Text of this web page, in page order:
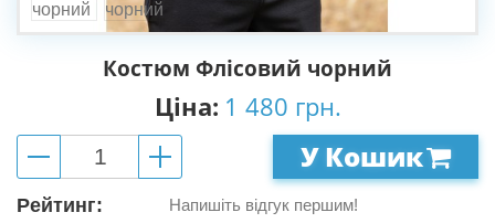
Костюм Флісовий чорний
Ціна: 1 480 грн.
У Кошик
Рейтинг: Напишіть відгук першим!